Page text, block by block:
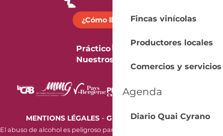
Fincas vinícolas
Productores locales
Comercios y servicios
Agenda
Diario Quai Cyrano
¿Cómo llegar?
Práctico
Nuestros folletos
MENTIONS LÉGALES- GESTION DES COOKIES
El abuso de alcohol es peligroso para la salud. Beba con moderación.